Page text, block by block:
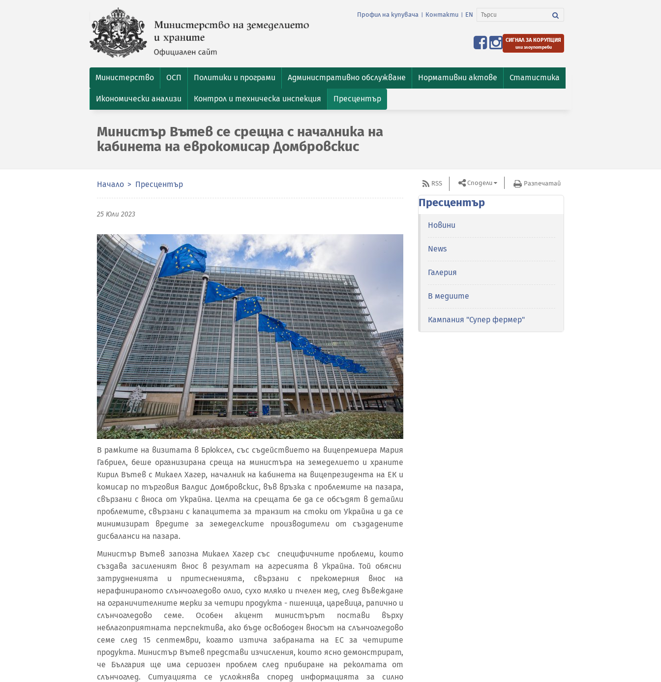
Профил на купувача Контакти EN
СИГНАЛ ЗА КОРУПЦИЯ
или злоупотреби
Министерство ОСП Политики и програми Административно обслужване Нормативни актове Статистика
Икономически анализи Контрол и техническа инспекция Пресцентър
Министър Вътев се срещна с началника на
кабинета на еврокомисар Домбровскис
Начало Пресцентър
25 Юли 2023
В рамките на визитата в Брюксел, със съдействието на вицепремиера Мария
Габриел, беше организирана среща на министъра на земеделието и храните
Кирил Вътев с Микаел Хагер, началник на кабинета на вицепрезидента на ЕК и
комисар по търговия Валдис Домбровскис, във връзка с проблемите на пазара,
свързани с вноса от Украйна. Целта на срещата бе да се обсъдят в детайли
проблемите, свързани с капацитета за транзит на стоки от Украйна и да се
минимизират вредите за земеделските производители от създадените
дисбаланси на пазара.
Министър Вътев запозна Микаел Хагер със специфичните проблеми, които
създава засиленият внос в резултат на агресията в Украйна. Той обясни
затрудненията и притесненията, свързани с прекомерния внос на
нерафинираното слънчогледово олио, сухо мляко и пчелен мед, след въвеждане
на ограничителните мерки за четири продукта - пшеница, царевица, рапично и
слънчогледово семе. Особен акцент министърът постави върху
неблагоприятната перспектива, ако бъде освободен вносът на слънчогледово
семе след 15 септември, когато изтича забраната на ЕС за четирите
продукта. Министър Вътев представи изчисления, които ясно демонстрират,
че България ще има сериозен проблем след прибиране на реколтата от
слънчоглед. Ситуацията се усложнява според информацията за силно
RSS Сподели Разпечатай
Пресцентър
Новини
News
Галерия
В медиите
Кампания "Супер фермер"